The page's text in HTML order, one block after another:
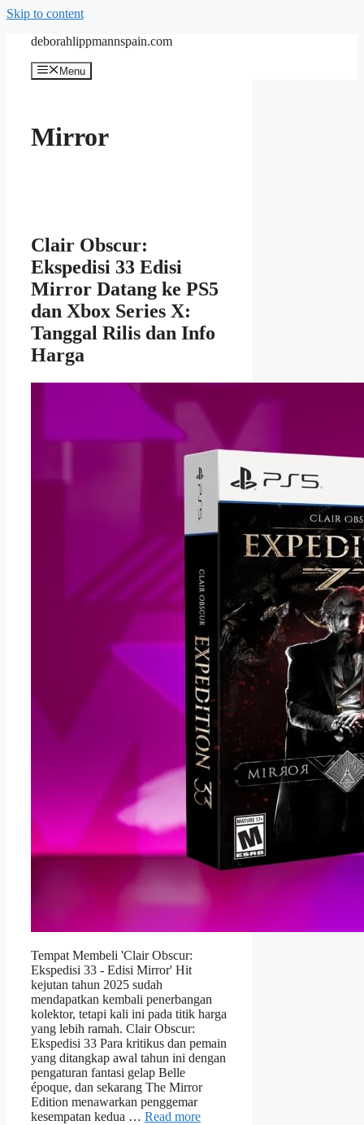
Skip to content
deborahlippmannspain.com
Menu
Mirror
Clair Obscur:
Ekspedisi 33 Edisi
Mirror Datang ke PS5
dan Xbox Series X:
Tanggal Rilis dan Info
Harga
Tempat Membeli 'Clair Obscur:
Ekspedisi 33 - Edisi Mirror' Hit
kejutan tahun 2025 sudah
mendapatkan kembali penerbangan
kolektor, tetapi kali ini pada titik harga
yang lebih ramah. Clair Obscur:
Ekspedisi 33 Para kritikus dan pemain
yang ditangkap awal tahun ini dengan
pengaturan fantasi gelap Belle
époque, dan sekarang The Mirror
Edition menawarkan penggemar
kesempatan kedua … Read more